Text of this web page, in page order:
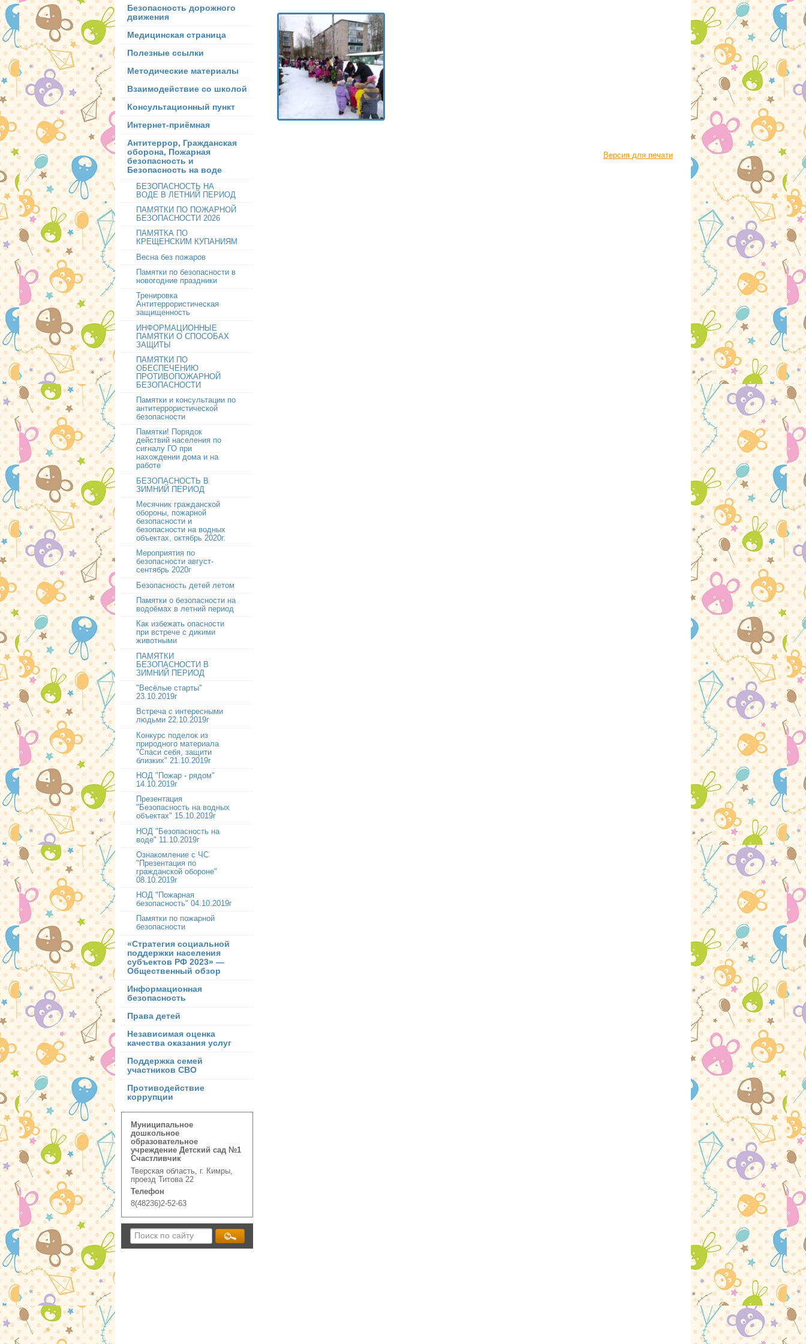
Безопасность дорожного
движения
Медицинская страница
Полезные ссылки
Методические материалы
Взаимодействие со школой
Консультационный пункт
Интернет-приёмная
Антитеррор, Гражданская
оборона, Пожарная
безопасность и
Безопасность на воде
БЕЗОПАСНОСТЬ НА
ВОДЕ В ЛЕТНИЙ ПЕРИОД
ПАМЯТКИ ПО ПОЖАРНОЙ
БЕЗОПАСНОСТИ 2026
ПАМЯТКА ПО
КРЕЩЕНСКИМ КУПАНИЯМ
Весна без пожаров
Памятки по безопасности в
новогодние праздники
Тренировка
Антитеррористическая
защищенность
ИНФОРМАЦИОННЫЕ
ПАМЯТКИ О СПОСОБАХ
ЗАЩИТЫ
ПАМЯТКИ ПО
ОБЕСПЕЧЕНИЮ
ПРОТИВОПОЖАРНОЙ
БЕЗОПАСНОСТИ
Памятки и консультации по
антитеррористической
безопасности
Памятки! Порядок
действий населения по
сигналу ГО при
нахождении дома и на
работе
БЕЗОПАСНОСТЬ В
ЗИМНИЙ ПЕРИОД
Месячник гражданской
обороны, пожарной
безопасности и
безопасности на водных
объектах, октябрь 2020г.
Мероприятия по
безопасности август-
сентябрь 2020г
Безопасность детей летом
Памятки о безопасности на
водоёмах в летний период
Как избежать опасности
при встрече с дикими
животными
ПАМЯТКИ
БЕЗОПАСНОСТИ В
ЗИМНИЙ ПЕРИОД
"Весёлые старты"
23.10.2019г
Встреча с интересными
людьми 22.10.2019г
Конкурс поделок из
природного материала
"Спаси себя, защити
близких" 21.10.2019г
НОД "Пожар - рядом"
14.10.2019г
Презентация
"Безопасность на водных
объектах" 15.10.2019г
НОД "Безопасность на
воде" 11.10.2019г
Ознакомление с ЧС
"Презентация по
гражданской обороне"
08.10.2019г
НОД "Пожарная
безопасность" 04.10.2019г
Памятки по пожарной
безопасности
«Стратегия социальной
поддержки населения
субъектов РФ 2023» —
Общественный обзор
Информационная
безопасность
Права детей
Независимая оценка
качества оказания услуг
Поддержка семей
участников СВО
Противодействие
коррупции
Муниципальное
дошкольное
образовательное
учреждение Детский сад №1
Счастливчик
Тверская область, г. Кимры,
проезд Титова 22
Телефон
8(48236)2-52-63
Версия для печати